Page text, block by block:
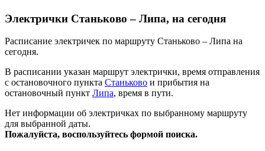
Электрички Станьково – Липа, на сегодня
Расписание электричек по маршруту Станьково – Липа на
сегодня.
В расписании указан маршрут электрички, время отправления
с остановочного пункта Станьково и прибытия на
остановочный пункт Липа, время в пути.
Нет информации об электричках по выбранному маршруту
для выбранной даты.
Пожалуйста, воспользуйтесь формой поиска.